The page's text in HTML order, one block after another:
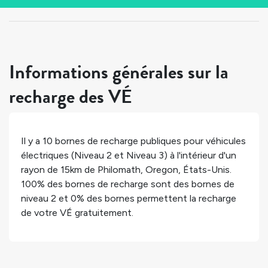
Informations générales sur la
recharge des VÉ
Il y a 10 bornes de recharge publiques pour véhicules
électriques (Niveau 2 et Niveau 3) à l'intérieur d'un
rayon de 15km de Philomath, Oregon, États-Unis.
100% des bornes de recharge sont des bornes de
niveau 2 et 0% des bornes permettent la recharge
de votre VÉ gratuitement.